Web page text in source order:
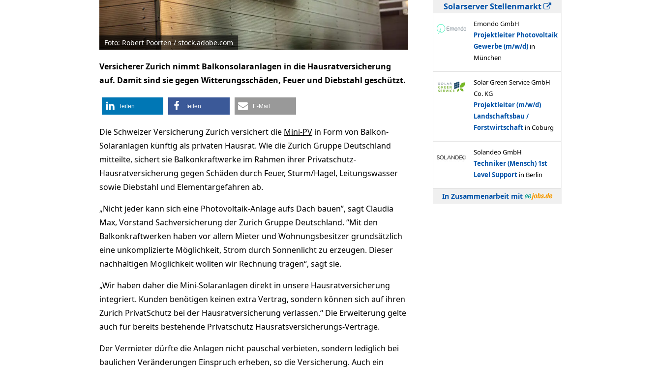
Foto: Robert Poorten / stock.adobe.com
Versicherer Zurich nimmt Balkonsolaranlagen in die Hausratversicherung
auf. Damit sind sie gegen Witterungsschäden, Feuer und Diebstahl geschützt.
teilen teilen E-Mail
Die Schweizer Versicherung Zurich versichert die Mini-PV in Form von Balkon-
Solaranlagen künftig als privaten Hausrat. Wie die Zurich Gruppe Deutschland
mitteilte, sichert sie Balkonkraftwerke im Rahmen ihrer Privatschutz-
Hausratversicherung gegen Schäden durch Feuer, Sturm/Hagel, Leitungswasser
sowie Diebstahl und Elementargefahren ab.
„Nicht jeder kann sich eine Photovoltaik-Anlage aufs Dach bauen”, sagt Claudia
Max, Vorstand Sachversicherung der Zurich Gruppe Deutschland. “Mit den
Balkonkraftwerken haben vor allem Mieter und Wohnungsbesitzer grundsätzlich
eine unkomplizierte Möglichkeit, Strom durch Sonnenlicht zu erzeugen. Dieser
nachhaltigen Möglichkeit wollten wir Rechnung tragen“, sagt sie.
„Wir haben daher die Mini-Solaranlagen direkt in unsere Hausratversicherung
integriert. Kunden benötigen keinen extra Vertrag, sondern können sich auf ihren
Zurich PrivatSchutz bei der Hausratversicherung verlassen.“ Die Erweiterung gelte
auch für bereits bestehende Privatschutz Hausratsversicherungs-Verträge.
Der Vermieter dürfte die Anlagen nicht pauschal verbieten, sondern lediglich bei
baulichen Veränderungen Einspruch erheben, so die Versicherung. Auch ein
Solarserver Stellenmarkt
In Zusammenarbeit mit